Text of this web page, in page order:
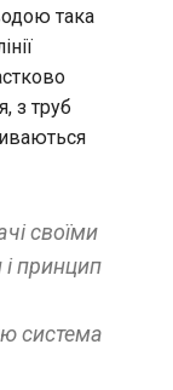
така
з труб
своїми
принцип
система